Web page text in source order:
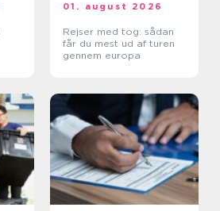
01. august 2026
Rejser med tog: sådan
får du mest ud af turen
gennem europa